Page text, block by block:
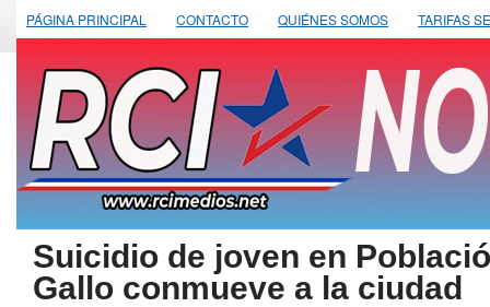
PÁGINA PRINCIPAL CONTACTO QUIÉNES SOMOS TARIFAS
Suicidio de joven en
Gallo conmueve a la ciudad